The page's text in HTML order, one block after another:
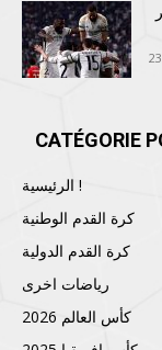
CATÉGORIE
الرئيسية !
كرة القدم الوطنية
كرة القدم الدولية
رياضات اخرى
كأس العالم 2026